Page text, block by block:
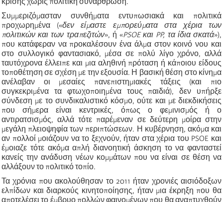
Συμμεριζόμασταν συνθήματα εντυπωσιακά και πολιτικά
προχωρημένα («δεν είμαστε εμπορεύματα στα χέρια των
πολιτικών και των τραπεζιτών», ή«PSOE και PP, τα ίδια σκατά»),
που κατάφεραν να προκαλέσουν ένα άλμα στον κοινό νου και
στο συλλογικό φαντασιακό, μέσα σε πολύ λίγο χρόνο, αλλά
ταυτόχρονα έλλειπε και μια αληθινή πρόταση ή κάποιου είδους
τοποθέτηση σε σχέση με την εξουσία. Η βασική θέση στο κίνημα
ανέλαβαν οι μεσαίες πανεπιστημιακές τάξεις (και πιο
συγκεκριμένα τα φτωχοποιημένα τους παιδιά), δεν υπήρξε
σύνδεση με το συνδικαλιστικό κόσμο, ούτε και με διεκδικήσεις
που σήμερα είναι κεντρικές, όπως ο φεμινισμός ή ο
αντιρατσισμός, αλλά τότε παρέμεναν σε δεύτερη μοίρα στην
μεγάλη πλειοψηφία των περιπτώσεων. Η κυβέρνηση, ακόμα και
αν πολλοί μοιάζουν να το ξεχνούν, ήταν στα χέρια του PSOE και
έμοιαζε τότε ακόμα απλή διανοητική άσκηση το να φανταστεί
κανείς την ανάδυση νέων κομμάτων που να είναι σε θέση να
αλλάξουν το πολιτικό τοπίο.
Τα χρόνια που ακολούθησαν το 2011 ήταν χρονιές αισιόδοξων
ελπίδων και διαρκούς κινητοποίησης, ήταν μια έκρηξη που θα
αποτελέσει το έμβρυο πολλών φαινομένων που θα αναπτυχθούν